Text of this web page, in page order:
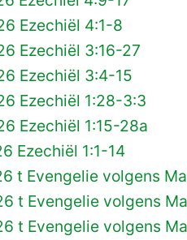
Ezechiël 4:1-8
Ezechiël 3:16-27
Ezechiël 3:4-15
Ezechiël 1:28-3:3
Ezechiël 1:15-28a
Ezechiël 1:1-14
t Evengelie volgens
t Evengelie volgens
t Evengelie volgens